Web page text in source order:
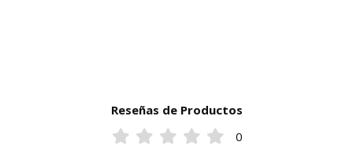
Reseñas de Productos
0